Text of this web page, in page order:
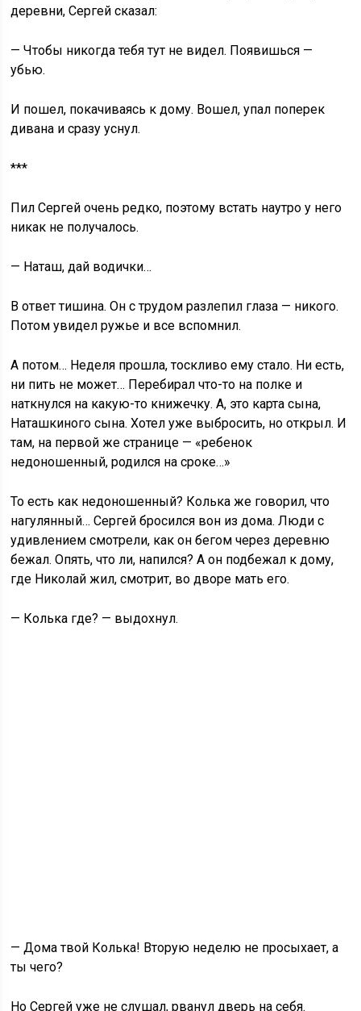
деревни, Сергей сказал:
— Чтобы никогда тебя тут не видел. Появишься —
убью.
И пошел, покачиваясь к дому. Вошел, упал поперек
дивана и сразу уснул.
***
Пил Сергей очень редко, поэтому встать наутро у него
никак не получалось.
— Наташ, дай водички…
В ответ тишина. Он с трудом разлепил глаза — никого.
Потом увидел ружье и все вспомнил.
А потом… Неделя прошла, тоскливо ему стало. Ни есть,
ни пить не может… Перебирал что-то на полке и
наткнулся на какую-то книжечку. А, это карта сына,
Наташкиного сына. Хотел уже выбросить, но открыл. И
там, на первой же странице — «ребенок
недоношенный, родился на сроке…»
То есть как недоношенный? Колька же говорил, что
нагулянный… Сергей бросился вон из дома. Люди с
удивлением смотрели, как он бегом через деревню
бежал. Опять, что ли, напился? А он подбежал к дому,
где Николай жил, смотрит, во дворе мать его.
— Колька где? — выдохнул.
— Дома твой Колька! Вторую неделю не просыхает, а
ты чего?
Но Сергей уже не слушал, рванул дверь на себя.